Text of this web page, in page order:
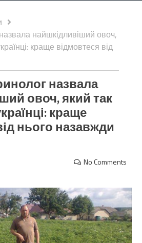
найшкідливіший овоч,
краще відмовтеся від
назвала
овоч, який так
краще
нього назавжди
No Comments